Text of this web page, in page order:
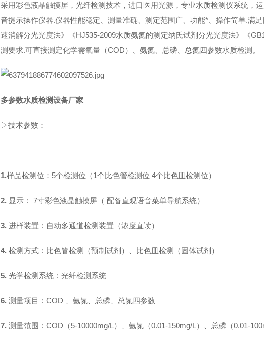
采用彩色液晶触摸屏，光纤检测技术，进口医用光源，专业水质检测仪系统，
音提示操作仪器.仪器性能稳定、测量准确、测定范围广、功能*、操作简单.满
速消解分光光度法》《HJ535-2009水质氨氮的测定纳氏试剂分光光度法》《GB
测要求.可直接测定化学需氧量（COD）、氨氮、总磷、总氮四参数水质检测。
多参数水质检测设备厂家
▷技术参数：
1.样品检测位： 5个检测位（1个比色管检测位 4个比色皿检测位）
2. 显示： 7寸彩色液晶触摸屏（ 配备直观语音菜单导航系统）
3. 进样装置：自动多通道检测装置 （浓度直读）
4. 检测方式：比色管检测 （预制试剂） 、比色皿检测 （固体试剂）
5. 光学检测系统：光纤检测系统
6. 测量项目：COD 、氨氮、总磷、总氮四参数
7. 测量范围： COD（5-10000mg/L）、氨氮（0.01-150mg/L）、总磷（0.01-100